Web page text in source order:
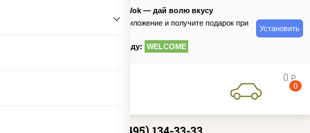
PizzaSushiWok — дай волю вкусу
Скачайте приложение и получите подарок при
по промокоду: WELCOME
Установить
0 руб
0